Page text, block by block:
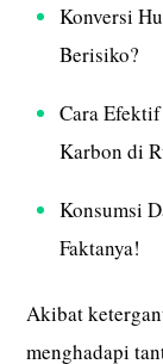
Konversi
Berisiko?
Cara
Karbon di
Konsumsi
Faktanya!
Akibat
menghadapi